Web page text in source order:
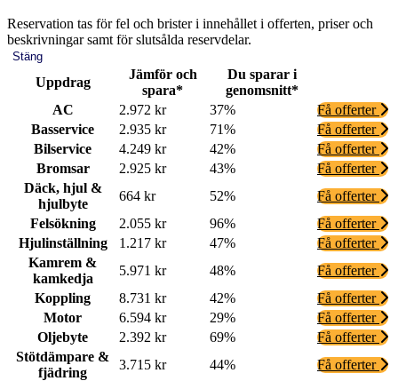
Reservation tas för fel och brister i innehållet i offerten, priser och
beskrivningar samt för slutsålda reservdelar.
Stäng
Uppdrag
Jämför och
spara*
Du sparar i
genomsnitt*
AC
2.972 kr 37%
Få offerter
Basservice
2.935 kr 71%
Få offerter
Bilservice
4.249 kr 42%
Få offerter
Bromsar
2.925 kr 43%
Få offerter
Däck, hjul &
hjulbyte
664 kr 52%
Få offerter
Felsökning
2.055 kr 96%
Få offerter
Hjulinställning
1.217 kr 47%
Få offerter
Kamrem &
kamkedja
5.971 kr 48%
Få offerter
Koppling
8.731 kr 42%
Få offerter
Motor
6.594 kr 29%
Få offerter
Oljebyte
2.392 kr 69%
Få offerter
Stötdämpare &
fjädring
3.715 kr 44% Få offerter